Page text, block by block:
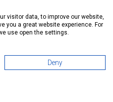
visitor data, to improve our website,
you a great website experience. For
use open the settings.
Deny